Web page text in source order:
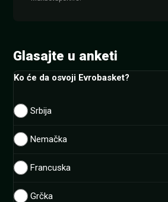
Glasajte u anketi
Ko će da osvoji Evrobasket?
Srbija
Nemačka
Francuska
Grčka